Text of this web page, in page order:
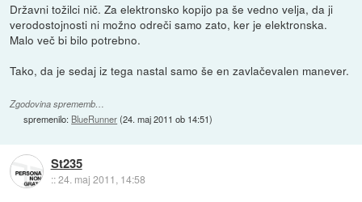
Državni tožilci nič. Za elektronsko kopijo pa še vedno velja, da ji
verodostojnosti ni možno odreči samo zato, ker je elektronska.
Malo več bi bilo potrebno.
Tako, da je sedaj iz tega nastal samo še en zavlačevalen manever.
Zgodovina sprememb…
spremenilo: BlueRunner(24. maj 2011 ob 14:51)
St235
::24. maj 2011, 14:58